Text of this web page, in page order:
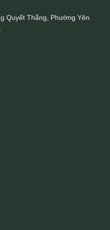
Quyết Thắng, Phường Yên